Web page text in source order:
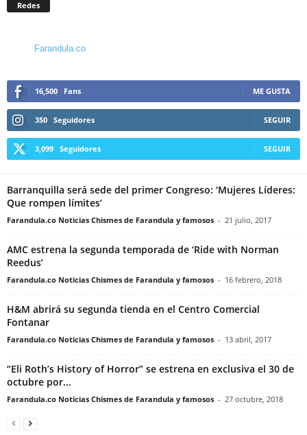
Redes
Farandula.co
16,500 Fans ME GUSTA
350 Seguidores SEGUIR
3,099 Seguidores SEGUIR
Barranquilla será sede del primer Congreso: ‘Mujeres Líderes:
Que rompen límites’
Farandula.co Noticias Chismes de Farandula y famosos - 21 julio, 2017
AMC estrena la segunda temporada de ‘Ride with Norman
Reedus’
Farandula.co Noticias Chismes de Farandula y famosos - 16 febrero, 2018
H&M abrirá su segunda tienda en el Centro Comercial
Fontanar
Farandula.co Noticias Chismes de Farandula y famosos - 13 abril, 2017
“Eli Roth’s History of Horror” se estrena en exclusiva el 30 de
octubre por...
Farandula.co Noticias Chismes de Farandula y famosos - 27 octubre, 2018